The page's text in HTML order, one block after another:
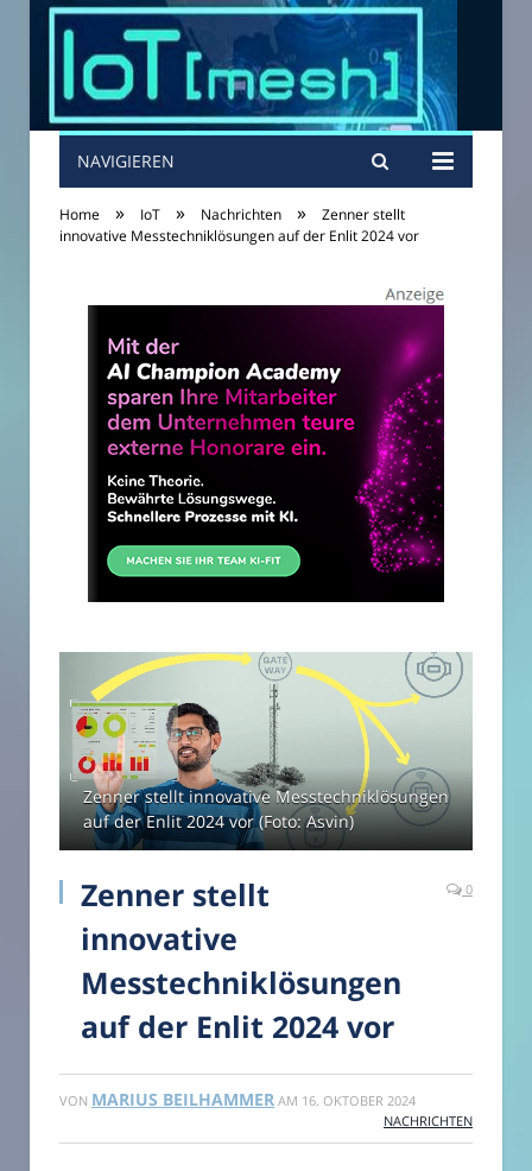
NAVIGIEREN
Home » IoT » Nachrichten »
Zenner stellt
innovative Messtechniklösungen auf der Enlit 2024 vor
Zenner stellt innovative Messtechniklösungen
auf der Enlit 2024 vor (Foto: Asvin)
Zenner stellt
innovative
Messtechniklösungen
auf der Enlit 2024 vor
0
VON MARIUS BEILHAMMER AM 16. OKTOBER 2024
NACHRICHTEN